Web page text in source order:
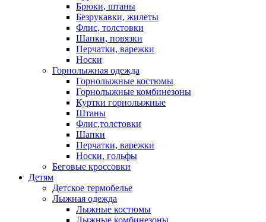
Брюки, штаны
Безрукавки, жилеты
Флис, толстовки
Шапки, повязки
Перчатки, варежки
Носки
Горнолыжная одежда
Горнолыжные костюмы
Горнолыжные комбинезоны
Куртки горнолыжные
Штаны
Флис,толстовки
Шапки
Перчатки, варежки
Носки, гольфы
Беговые кроссовки
Детям
Детское термобелье
Лыжная одежда
Лыжные костюмы
Лыжные комбинезоны